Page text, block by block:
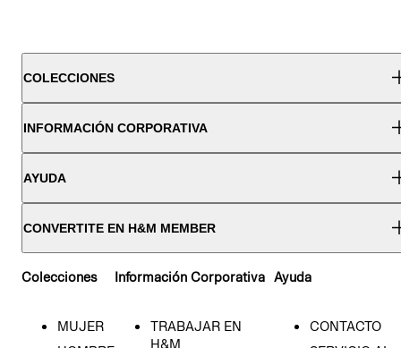
COLECCIONES
INFORMACIÓN CORPORATIVA
AYUDA
CONVERTITE EN H&M MEMBER
Colecciones
MUJER
Información Corporativa
TRABAJAR EN
H&M
Ayuda
CONTACTO